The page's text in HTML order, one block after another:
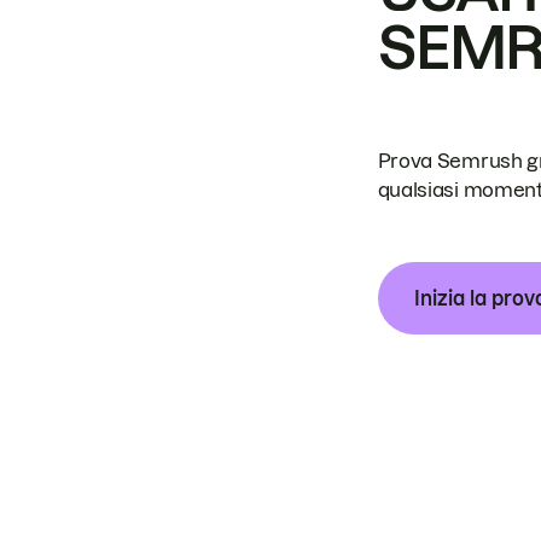
Prova Semrush
qualsiasi
Inizia la